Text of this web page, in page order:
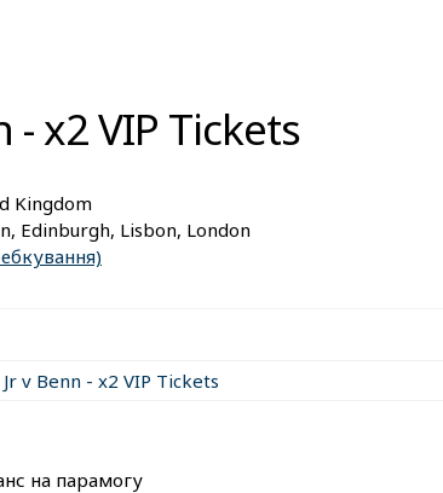
- x2 VIP Tickets
Kingdom
Edinburgh, Lisbon, London
v Benn - x2 VIP Tickets
на парамогу